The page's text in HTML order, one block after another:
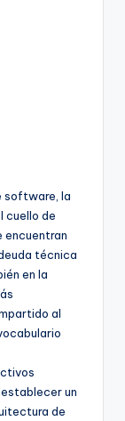
software, la
cuello de
encuentran
técnica
en la
al
un
de